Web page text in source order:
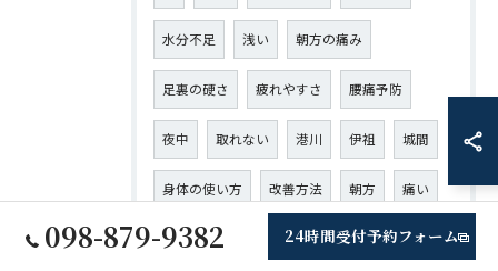
水分不足 浅い 朝方の痛み
足裏の硬さ 疲れやすさ 腰痛予防
夜中 取れない 港川 伊祖 城間
身体の使い方 改善方法 朝方 痛い
運転 産後の骨盤 子どもの姿勢
098-879-9382 24時間受付予約フォーム